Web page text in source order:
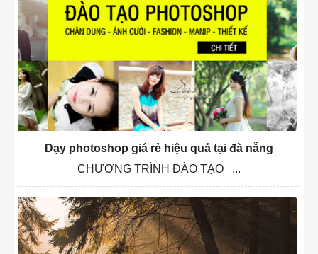
Dạy photoshop giá rẻ hiệu quả tại đà nẵng
CHƯƠNG TRÌNH ĐÀO TẠO ...